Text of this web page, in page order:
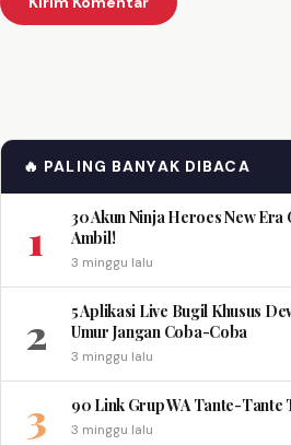
🔥 PALING BANYAK DIBACA
1
30 Akun Ninja Heroes New
Ambil!
3 minggu lalu
2
5 Aplikasi Live Bugil Khusus
Umur Jangan Coba-Coba
3 minggu lalu
3 90 Link Grup WA Tante-Tante
3 minggu lalu